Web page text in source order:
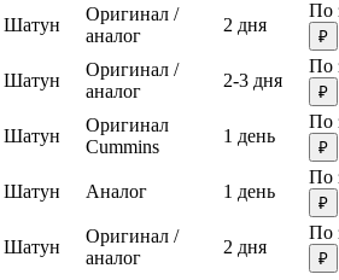
Шатун
Оригинал /
аналог
2 дня
По
₽
Шатун
Оригинал /
аналог
2-3 дня
По
₽
Шатун
Оригинал
Cummins
1 день
По
₽
Шатун Аналог 1 день
По
₽
Шатун
Оригинал /
аналог
2 дня
По
₽